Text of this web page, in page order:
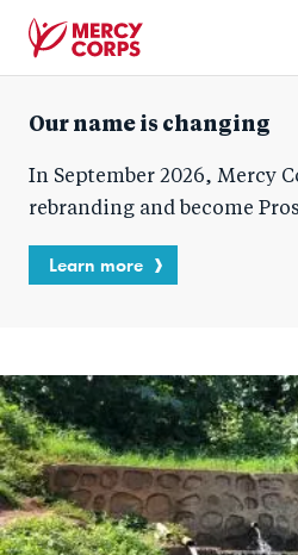
Corps
Our name is changing
In September 2026, Mercy
rebranding and become
Learn more